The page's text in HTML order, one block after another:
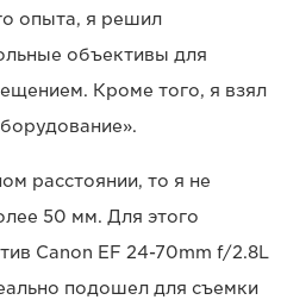
опыта, я решил
объективы для
Кроме того, я взял
расстоянии, то я не
50 мм. Для этого
Canon EF 24-70mm f/2.8L
подошел для съемки